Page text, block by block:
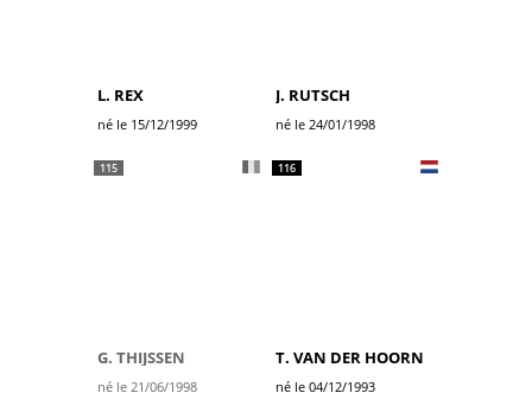
L. REX
né le 15/12/1999
J. RUTSCH
né le 24/01/1998
115
G. THIJSSEN
né le 21/06/1998
116
T. VAN DER HOORN
né le 04/12/1993